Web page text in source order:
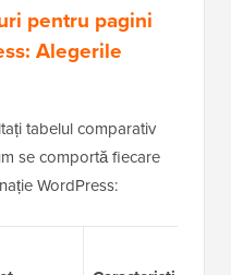
pentru pagini
Alegerile
tabelul comparativ
se comportă fiecare
WordPress: